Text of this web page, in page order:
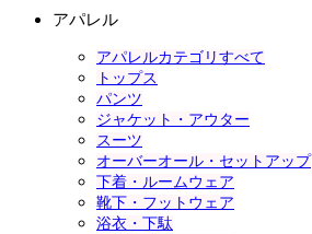
アパレル
アパレルカテゴリすべて
トップス
パンツ
ジャケット・アウター
スーツ
オーバーオール・セットアップ
下着・ルームウェア
靴下・フットウェア
浴衣・下駄